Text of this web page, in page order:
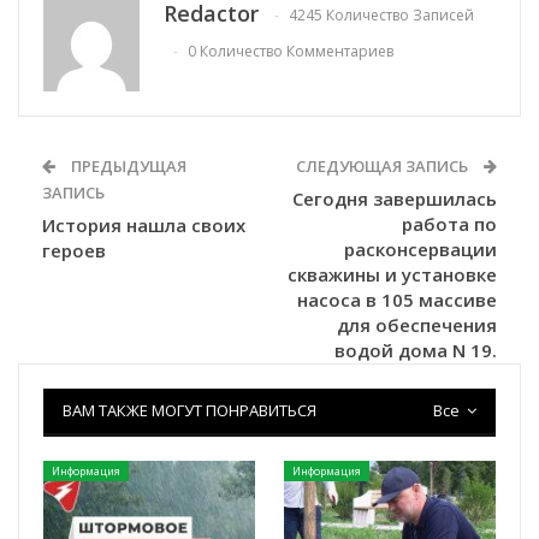
Redactor
4245 Количество Записей
0 Количество Комментариев
ПРЕДЫДУЩАЯ
ЗАПИСЬ
История нашла своих
героев
СЛЕДУЮЩАЯ ЗАПИСЬ
Сегодня завершилась
работа по
расконсервации
скважины и установке
насоса в 105 массиве
для обеспечения
водой дома N 19.
Все
ВАМ ТАКЖЕ МОГУТ ПОНРАВИТЬСЯ
Информация Информация